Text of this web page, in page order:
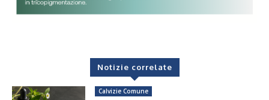
Notizie correlate
Calvizie Comune